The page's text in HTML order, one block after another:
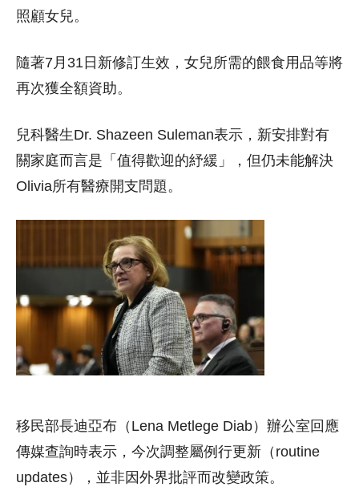
照顧女兒。
隨著7月31日新修訂生效，女兒所需的餵食用品等將
再次獲全額資助。
兒科醫生Dr. Shazeen Suleman表示，新安排對有
關家庭而言是「值得歡迎的紓緩」，但仍未能解決
Olivia所有醫療開支問題。
移民部長迪亞布（Lena Metlege Diab）辦公室回應
傳媒查詢時表示，今次調整屬例行更新（routine
updates），並非因外界批評而改變政策。